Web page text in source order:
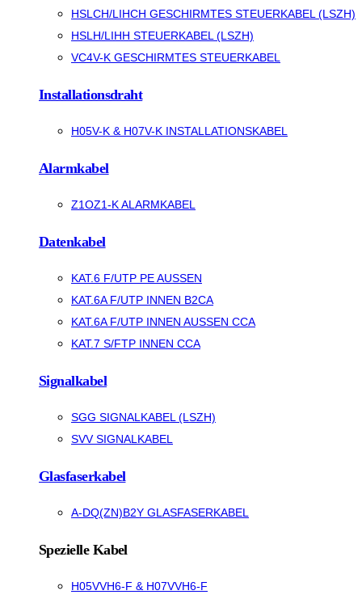
HSLCH/LIHCH GESCHIRMTES STEUERKABEL (LSZH)
HSLH/LIHH STEUERKABEL (LSZH)
VC4V-K GESCHIRMTES STEUERKABEL
Installationsdraht
H05V-K & H07V-K INSTALLATIONSKABEL
Alarmkabel
Z1OZ1-K ALARMKABEL
Datenkabel
KAT.6 F/UTP PE AUSSEN
KAT.6A F/UTP INNEN B2CA
KAT.6A F/UTP INNEN AUSSEN CCA
KAT.7 S/FTP INNEN CCA
Signalkabel
SGG SIGNALKABEL (LSZH)
SVV SIGNALKABEL
Glasfaserkabel
A-DQ(ZN)B2Y GLASFASERKABEL
Spezielle Kabel
H05VVH6-F & H07VVH6-F